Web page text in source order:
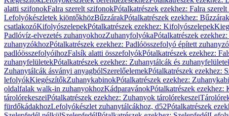
alatti szifonokFalra szerelt szifonokPótalkatrészek ezekhez: Falra
Lefolyókészletek kiöntőkhözBűzzárakPótalkatrészek ezekhez: Bűzzárak
csatlakozóKifolyószelepekPótalkatrészek ezekhez: Kifolyószelepek
Padlóvíz-elvezetés zuhanyokhozZuhanyfolyókaPótalkatrészek
zuhanyzókhozPótalkatrészek ezekhez: Padlóösszefolyó épített
padlóösszefolyóihozFalsík alatti összefolyókPótalkatrészek ezekhez:
zuhanyfelületekPótalkatrészek ezekhez: Zuhanytálcák és
Zuhanytálcák ásványi anyagbólSzerelőelemekPótalkatrészek ezekhez:
lefolyókKiegészítőkZuhanykabinokPótalkatrészek ezekhez:
oldalfalak walk-in zuhanyokhozKádparavánokPótalkatrészek ezekhez:
tárolórekeszeiPótalkatrészek ezekhez: Zuhanyok tárolórekeszei
fürdőkádakhozLefolyókészlet zuhanytálcákhoz, d52Pótalkatrészek